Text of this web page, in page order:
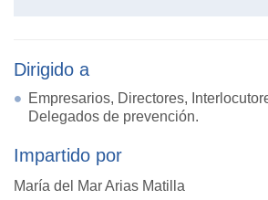
Dirigido a
Empresarios, Directores,
Delegados de prevención.
Impartido por
María del Mar Arias Matilla